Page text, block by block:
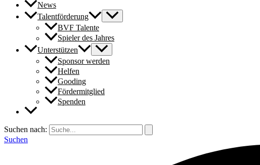
News
Talentförderung
BVF Talente
Spieler des Jahres
Unterstützen
Sponsor werden
Helfen
Gooding
Fördermitglied
Spenden
Suchen nach:
Suchen